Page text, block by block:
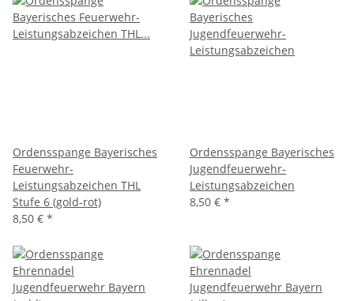
Ordensspange Bayerisches
Feuerwehr-
Leistungsabzeichen THL
Stufe 6 (gold-rot)
8,50 € *
Ordensspange Bayerisches
Jugendfeuerwehr-
Leistungsabzeichen
8,50 € *